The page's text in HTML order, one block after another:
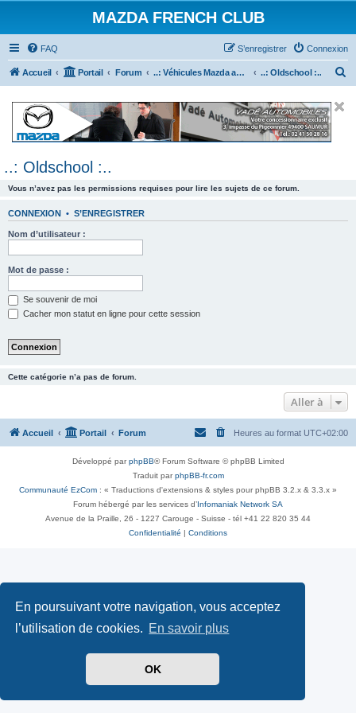
En poursuivant votre navigation, vous acceptez
l’utilisation de cookies. En savoir plus
OK
MAZDA FRENCH CLUB
FAQ Connexion
S’enregistrer
Accueil Portail Forum ..: Véhicules Mazda ancien (<2003) :.. ..: Oldschool :..
e
..: Oldschool :..
Vous n’avez pas les permissions requises pour lire les sujets de ce forum.
CONNEXION • S’ENREGISTRER
Nom d’utilisateur :
Mot de passe :
Se souvenir de moi
Cacher mon statut en ligne pour cette session
Cette catégorie n’a pas de forum.
Aller à
Accueil Portail Forum Heures au format UTC+02:00
Développé parphpBB® Forum Software © phpBB Limited
Traduit parphpBB-fr.com
Communauté EzCom : « Traductions d'extensions & styles pour phpBB 3.2.x & 3.3.x »
Forum hébergé par les services d’ Infomaniak Network SA
Avenue de la Praille, 26 - 1227 Carouge - Suisse - tél +41 22 820 35 44
Confidentialité
Conditions